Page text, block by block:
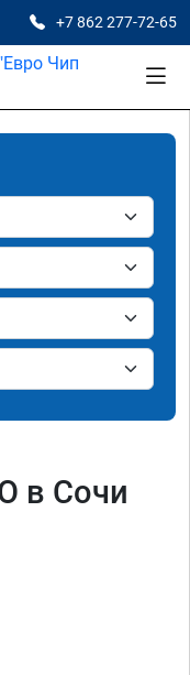
+7 862 277-72-65
в Сочи